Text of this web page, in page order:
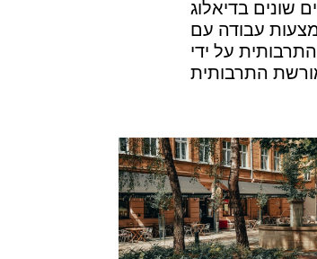
שונים בדיאלוג
עבודה עם
על ידי
התרבותית